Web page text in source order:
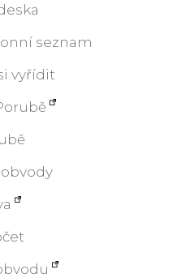
seznam
vyřídit